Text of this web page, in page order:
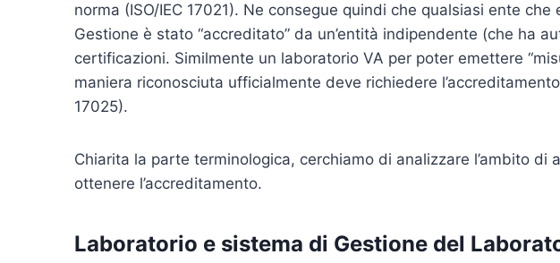
norma (ISO/IEC 17021). Ne consegue quindi che qualsiasi ente
Gestione è stato “accreditato” da un’entità indipendente (che ha
certificazioni. Similmente un laboratorio VA per poter emettere
maniera riconosciuta ufficialmente deve richiedere
17025).
Chiarita la parte terminologica, cerchiamo di analizzare l’ambito di
ottenere l’accreditamento.
Laboratorio e sistema di Gestione del